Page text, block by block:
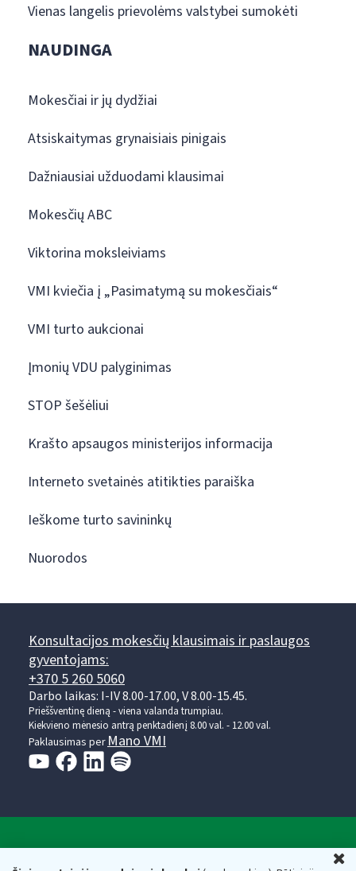
Vienas langelis prievolėms valstybei sumokėti
NAUDINGA
Mokesčiai ir jų dydžiai
Atsiskaitymas grynaisiais pinigais
Dažniausiai užduodami klausimai
Mokesčių ABC
Viktorina moksleiviams
VMI kviečia į „Pasimatymą su mokesčiais“
VMI turto aukcionai
Įmonių VDU palyginimas
STOP šešėliui
Krašto apsaugos ministerijos informacija
Interneto svetainės atitikties paraiška
Ieškome turto savininkų
Nuorodos
Konsultacijos mokesčių klausimais ir paslaugos
gyventojams:
+370 5 260 5060
Darbo laikas: I-IV 8.00-17.00, V 8.00-15.45.
Prieššventinę dieną - viena valanda trumpiau.
Kiekvieno mėnesio antrą penktadienį 8.00 val. - 12.00 val.
Paklausimas per Mano VMI